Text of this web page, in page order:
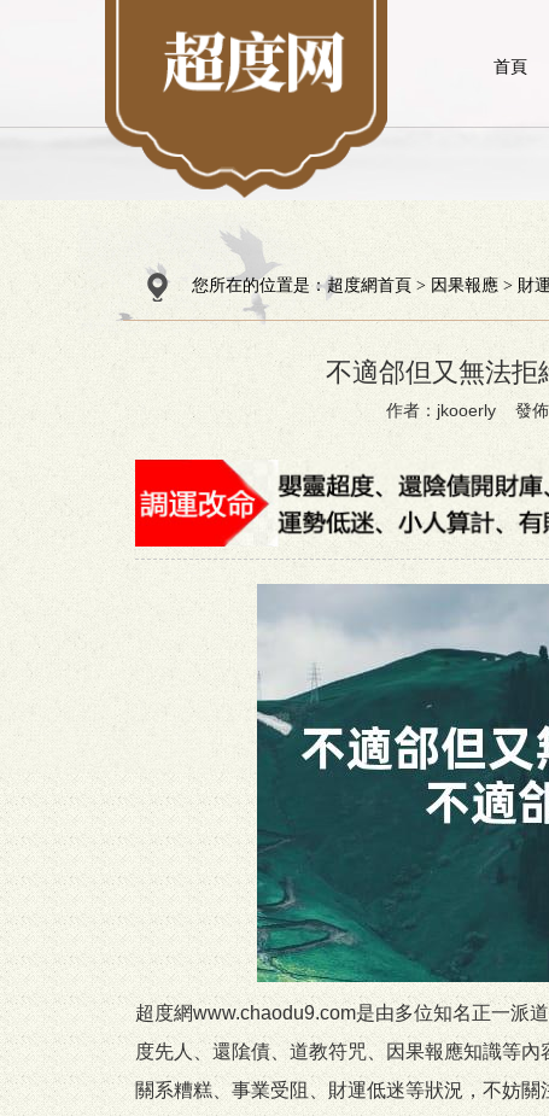
首頁
您所在的位置是：超度網首頁 > 因果報應 > 財
不適郃但又無法拒
作者：jkooerly 發
超度網www.chaodu9.com是由多位知名正一派
度先人、還隂債、道教符咒、因果報應知識等
關系糟糕、事業受阻、財運低迷等狀況，不妨